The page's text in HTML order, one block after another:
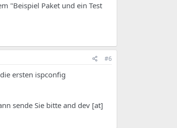
"Beispiel Paket und ein Test
#6
ersten ispconfig
sende Sie bitte and dev [at]